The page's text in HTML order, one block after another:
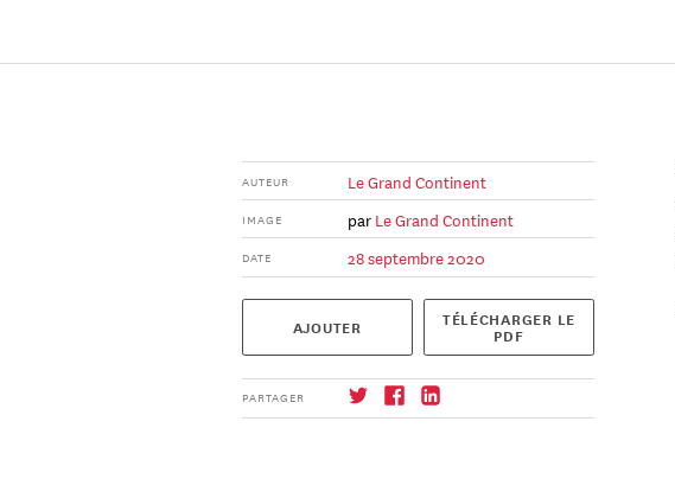
AUTEUR Le Grand Continent
IMAGE parLe Grand Continent
DATE 28 septembre 2020
AJOUTER TÉLÉCHARGER LE
PDF
PARTAGER